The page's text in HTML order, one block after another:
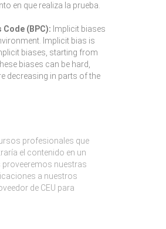
en que realiza la prueba.
(BPC): Implicit biases
Implicit bias is
biases, starting from
biases can be hard,
decreasing in parts of the
profesionales que
el contenido en un
proveeremos nuestras
a nuestros
de CEU para